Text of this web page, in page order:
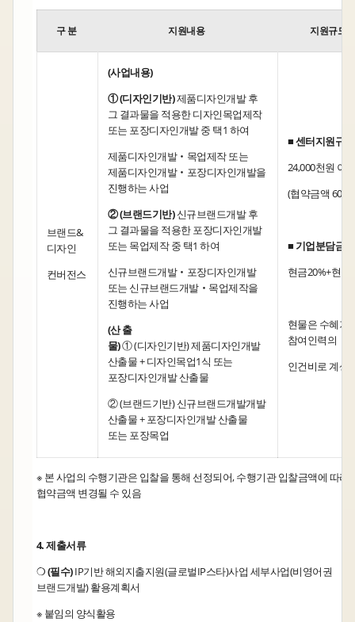
구 분 지원내용 지원규모
브랜드&
디자인
컨버전스
(사업내용)
① (디자인기반)제품디자인개발 후
그 결과물을 적용한 디자인목업제작
또는 포장디자인개발 중 택1 하여
제품디자인개발‧목업제작 또는
제품디자인개발‧포장디자인개발을
진행하는 사업
② (브랜드기반)신규브랜드개발 후
그 결과물을 적용한 포장디자인개발
또는 목업제작 중 택1 하여
신규브랜드개발‧포장디자인개발
또는 신규브랜드개발‧목업제작을
진행하는 사업
(산 출
물)① (디자인기반) 제품디자인개발
산출물 + 디자인목업1식 또는
포장디자인개발 산출물
② (브랜드기반) 신규브랜드개발개발
산출물 + 포장디자인개발 산출물
또는 포장목업
■ 센터지원규모
24,000천원 이
(협약금액 60%)
■ 기업분담금
현금20%+현물
현물은 수혜기
참여인력의
인건비로 계상
※ 본 사업의 수행기관은 입찰을 통해 선정되어, 수행기관 입찰금액에 따라
협약금액 변경될 수 있음
4. 제출서류
❍(필수)IP기반 해외지출지원(글로벌IP스타)사업 세부사업(비영어권
브랜드개발) 활용계획서
※ 붙임의 양식활용